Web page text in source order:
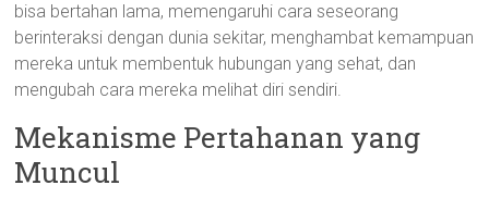
bisa bertahan lama, memengaruhi cara seseorang
berinteraksi dengan dunia sekitar, menghambat kemampuan
mereka untuk membentuk hubungan yang sehat, dan
mengubah cara mereka melihat diri sendiri.
Mekanisme Pertahanan yang
Muncul